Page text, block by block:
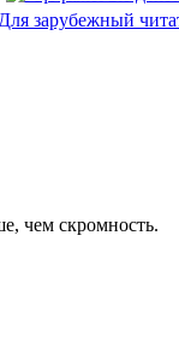
чем скромность.